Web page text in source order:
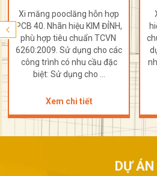
Xi măng pooclăng hỗn hợp
PCB 40. Nhãn hiệu KIM ĐỈNH,
phù hợp tiêu chuẩn TCVN
6260:2009. Sử dụng cho các
công trình có nhu cầu đặc
biệt: Sử dụng cho ...
Xem chi tiết
DỰ ÁN